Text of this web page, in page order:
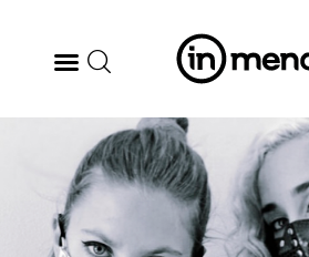
BODEGAS
GASTRONOMÍA